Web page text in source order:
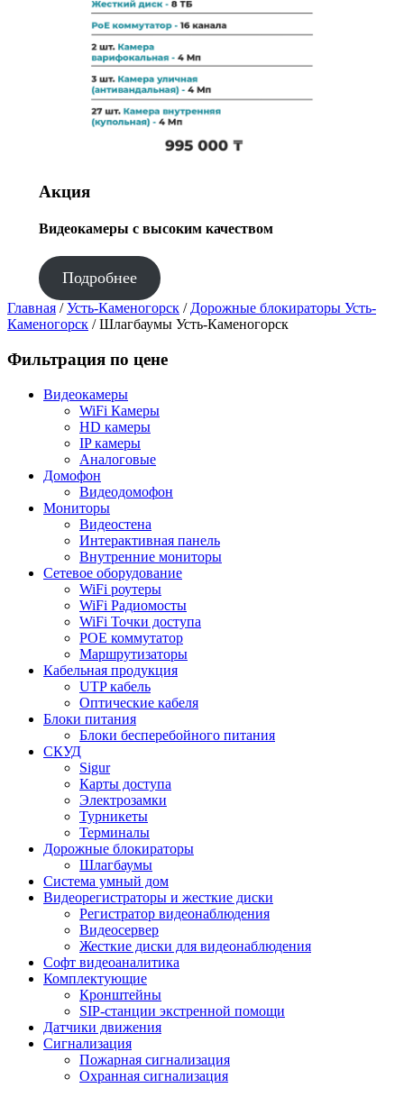
Акция
Видеокамеры с высоким качеством
Подробнее
Главная /Усть-Каменогорск / Дорожные блокираторы Усть-
Каменогорск / Шлагбаумы Усть-Каменогорск
Фильтрация по цене
Видеокамеры
WiFi Камеры
HD камеры
IP камеры
Аналоговые
Домофон
Видеодомофон
Мониторы
Видеостена
Интерактивная панель
Внутренние мониторы
Сетевое оборудование
WiFi роутеры
WiFi Радиомосты
WiFi Точки доступа
POE коммутатор
Маршрутизаторы
Кабельная продукция
UTP кабель
Оптические кабеля
Блоки питания
Блоки бесперебойного питания
СКУД
Sigur
Карты доступа
Электрозамки
Турникеты
Терминалы
Дорожные блокираторы
Шлагбаумы
Cистема умный дом
Видеорегистраторы и жесткие диски
Регистратор видеонаблюдения
Видеосервер
Жесткие диски для видеонаблюдения
Софт видеоаналитика
Комплектующие
Кронштейны
SIP-станции экстренной помощи
Датчики движения
Сигнализация
Пожарная сигнализация
Охранная сигнализация